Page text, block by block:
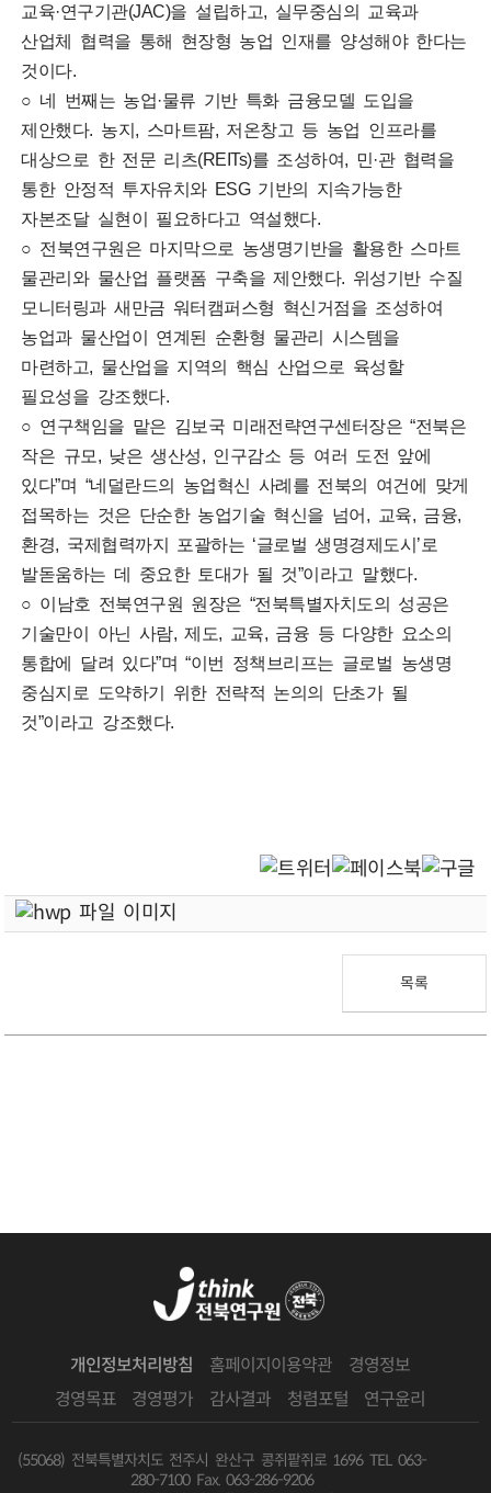
교육·연구기관(JAC)을 설립하고, 실무중심의 교육과
산업체 협력을 통해 현장형 농업 인재를 양성해야 한다는
것이다.
○ 네 번째는 농업·물류 기반 특화 금융모델 도입을
제안했다. 농지, 스마트팜, 저온창고 등 농업 인프라를
대상으로 한 전문 리츠(REITs)를 조성하여, 민·관 협력을
통한 안정적 투자유치와 ESG 기반의 지속가능한
자본조달 실현이 필요하다고 역설했다.
○ 전북연구원은 마지막으로 농생명기반을 활용한 스마트
물관리와 물산업 플랫폼 구축을 제안했다. 위성기반 수질
모니터링과 새만금 워터캠퍼스형 혁신거점을 조성하여
농업과 물산업이 연계된 순환형 물관리 시스템을
마련하고, 물산업을 지역의 핵심 산업으로 육성할
필요성을 강조했다.
○ 연구책임을 맡은 김보국 미래전략연구센터장은 “전북은
작은 규모, 낮은 생산성, 인구감소 등 여러 도전 앞에
있다”며 “네덜란드의 농업혁신 사례를 전북의 여건에 맞게
접목하는 것은 단순한 농업기술 혁신을 넘어, 교육, 금융,
환경, 국제협력까지 포괄하는 ‘글로벌 생명경제도시’로
발돋움하는 데 중요한 토대가 될 것”이라고 말했다.
○ 이남호 전북연구원 원장은 “전북특별자치도의 성공은
기술만이 아닌 사람, 제도, 교육, 금융 등 다양한 요소의
통합에 달려 있다”며 “이번 정책브리프는 글로벌 농생명
중심지로 도약하기 위한 전략적 논의의 단초가 될
것”이라고 강조했다.
목록
개인정보처리방침 홈페이지이용약관
경영정보
경영목표
경영평가 감사결과 청렴포털 연구윤리
(55068) 전북특별자치도 전주시 완산구 콩쥐팥쥐로 1696 TEL 063-
280-7100 Fax. 063-286-9206